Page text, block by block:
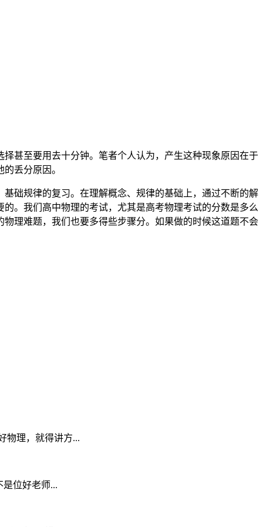
甚至要用去十分钟。笔者个人认为，产生这种现象原因在于
丢分原因。
础规律的复习。在理解概念、规律的基础上，通过不断的解
。我们高中物理的考试，尤其是高考物理考试的分数是多么
理难题，我们也要多得些步骤分。如果做的时候这道题不会
物理，就得讲方...
是位好老师...